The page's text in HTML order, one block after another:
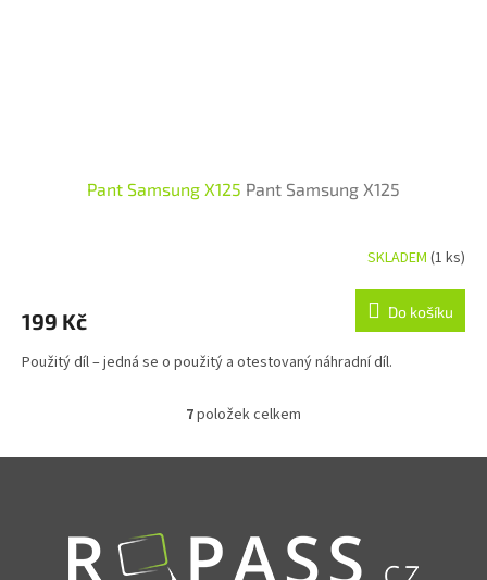
Pant Samsung X125 Pant Samsung X125
SKLADEM (1 ks)
199 Kč Do košíku
Použitý díl – jedná se o použitý a otestovaný náhradní díl.
Ovládací prvky výpisu
7položek celkem